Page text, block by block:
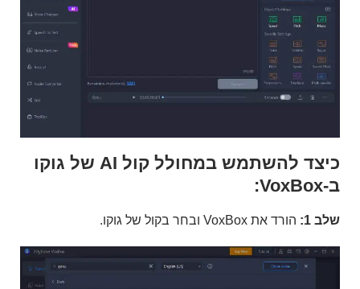
כיצד להשתמש במחולל קול AI של גוקו
ב-VoxBox:
שלב 1: הורד את VoxBox ובחר בקול של גוקו.